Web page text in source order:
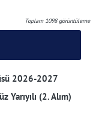
Toplam 1098görüntüleme
2026-2027
Yarıyılı (2. Alım)